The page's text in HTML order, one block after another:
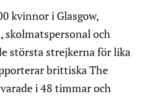
kvinnor i Glasgow,
skolmatspersonal och
största strejkerna för lika
brittiska The
i 48 timmar och